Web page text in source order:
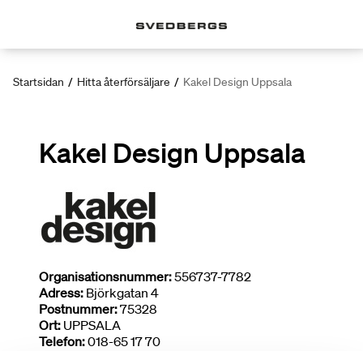
Startsidan / Hitta återförsäljare / Kakel Design Uppsala
Kakel Design Uppsala
Organisationsnummer:556737-7782
Adress: Björkgatan 4
Postnummer:75328
Ort: UPPSALA
Telefon:018-65 17 70